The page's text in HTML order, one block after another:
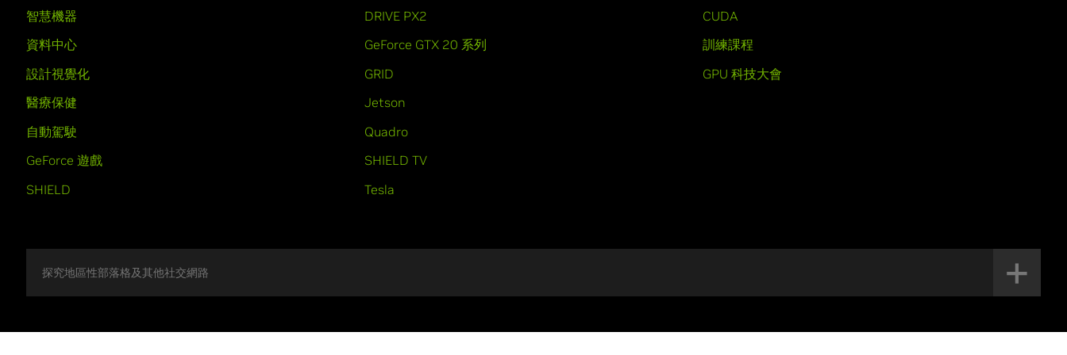
智慧機器
資料中心
設計視覺化
醫療保健
自動駕駛
GeForce 遊戲
SHIELD
DRIVE PX2
GeForce GTX 20 系列
GRID
Jetson
Quadro
SHIELD TV
Tesla
CUDA
訓練課程
GPU 科技大會
探究地區性部落格及其他社交網路